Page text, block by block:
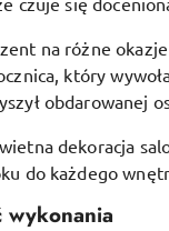
na różne
który
obdarowanej
dekoracja
do każdego
wykonania